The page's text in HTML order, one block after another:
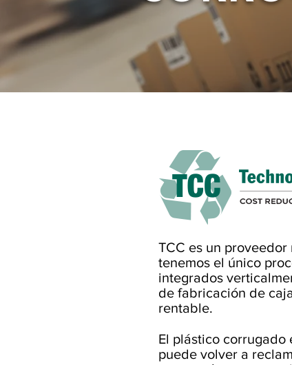
TCC es un
tenemos el único
integrados
de fabricación de
rentable.
El plástico corrugado
puede volver a